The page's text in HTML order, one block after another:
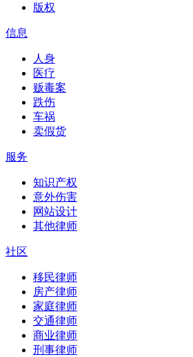
版权
信息
人身
医疗
贩毒案
跌伤
车祸
卖假货
服务
知识产权
意外伤害
网站设计
其他律师
社区
移民律师
房产律师
家庭律师
交通律师
商业律师
刑事律师